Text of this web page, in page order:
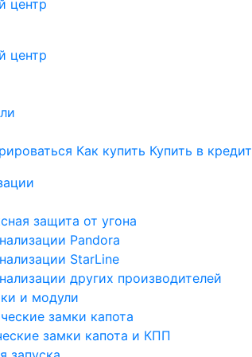
центр
центр
Как купить Купить в кредит
защита от угона
Pandora
StarLine
других производителей
и модули
замки капота
замки капота и КПП